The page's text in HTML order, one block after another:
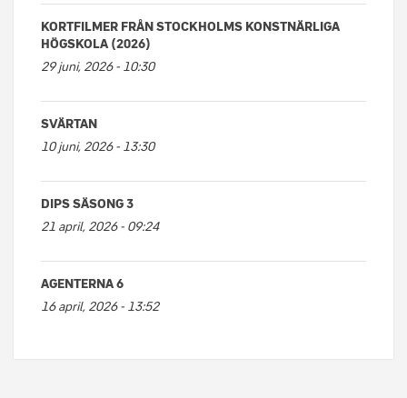
KORTFILMER FRÅN STOCKHOLMS KONSTNÄRLIGA
HÖGSKOLA (2026)
29 juni, 2026 - 10:30
SVÄRTAN
10 juni, 2026 - 13:30
DIPS SÄSONG 3
21 april, 2026 - 09:24
AGENTERNA 6
16 april, 2026 - 13:52